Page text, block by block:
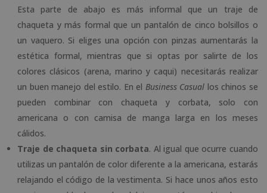
Esta parte de abajo es más informal que un traje de
chaqueta y más formal que un pantalón de cinco bolsillos o
un vaquero. Si eliges una opción con pinzas aumentarás la
estética formal, mientras que si optas por salirte de los
colores clásicos (arena, marino y caqui) necesitarás realizar
un buen manejo del estilo. En el Business Casual los chinos se
pueden combinar con chaqueta y corbata, solo con
americana o con camisa de manga larga en los meses
cálidos.
Traje de chaqueta sin corbata. Al igual que ocurre cuando
utilizas un pantalón de color diferente a la americana, estarás
relajando el código de la vestimenta. Si hace unos años esto